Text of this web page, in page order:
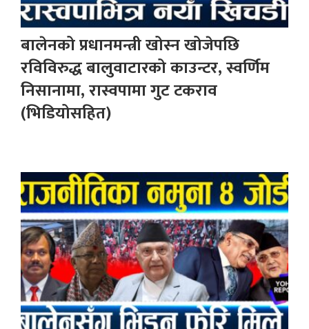
बालेनको प्रधानमन्त्री खोस्न खोजेपछि
रविविरुद्ध बालुवाटारको काउन्टर, स्वर्णिम
निसानामा, रास्वपामा गुट टकराव
(भिडियोसहित)